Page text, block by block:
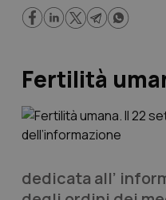
Fertilità
dedicata all’